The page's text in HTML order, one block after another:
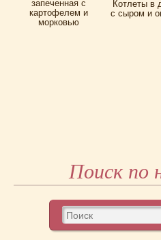
запеченная с
картофелем и
морковью
Котлеты в
с сыром и
Поиск по